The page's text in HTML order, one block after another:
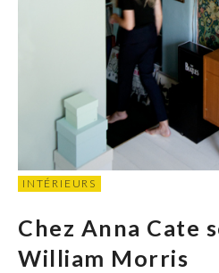
INTÉRIEURS
Chez Anna Cate
William Morris